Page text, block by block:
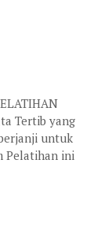
Tertib yang
untuk
Pelatihan ini